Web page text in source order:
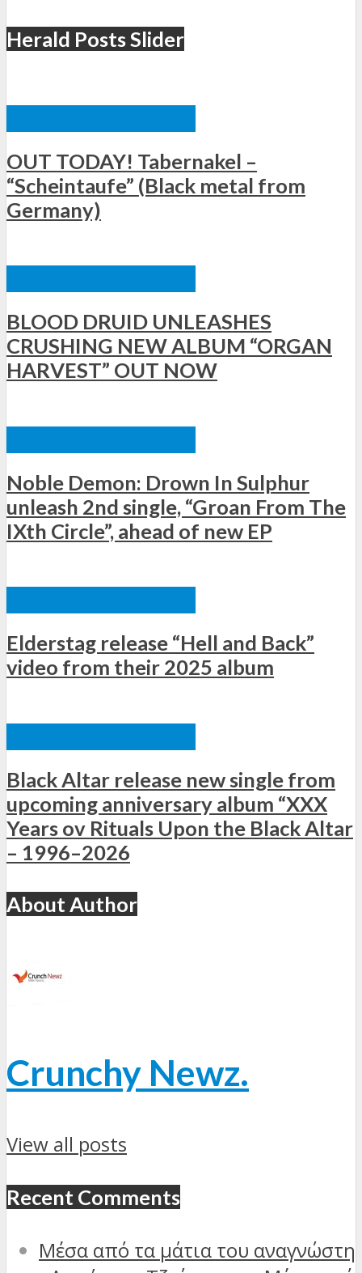
Herald Posts Slider
OUT TODAY! Tabernakel –
“Scheintaufe” (Black metal from
Germany)
BLOOD DRUID UNLEASHES
CRUSHING NEW ALBUM “ORGAN
HARVEST” OUT NOW
Noble Demon: Drown In Sulphur
unleash 2nd single, “Groan From The
IXth Circle”, ahead of new EP
Elderstag release “Hell and Back”
video from their 2025 album
Black Altar release new single from
upcoming anniversary album “XXX
Years ov Rituals Upon the Black Altar
– 1996–2026
About Author
Crunchy Newz.
View all posts
Recent Comments
Μέσα από τα μάτια του αναγνώστη